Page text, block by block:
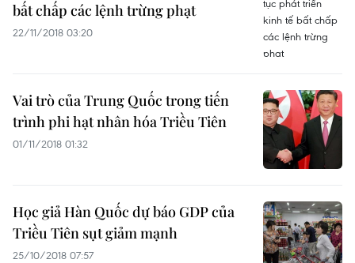
bất chấp các lệnh trừng phạt
22/11/2018 03:20
Vai trò của Trung Quốc trong tiến
trình phi hạt nhân hóa Triều Tiên
01/11/2018 01:32
Học giả Hàn Quốc dự báo GDP của
Triều Tiên sụt giảm mạnh
25/10/2018 07:57